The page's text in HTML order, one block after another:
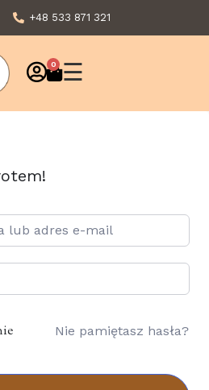
+48 533 871 321
0 ☰
Nie pamiętasz hasła?